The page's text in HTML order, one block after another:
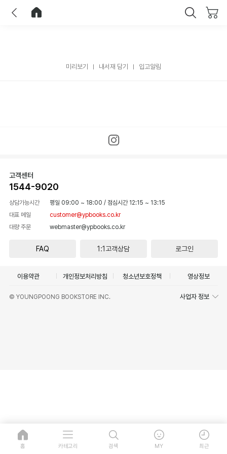
미리보기 내서재 담기 입고알림
고객센터
1544-9020
상담가능시간 평일 09:00 ~ 18:00 / 점심시간 12:15 ~ 13:15
대표 메일
customer@ypbooks.co.kr
대량 주문
webmaster@ypbooks.co.kr
FAQ 1:1고객상담 로그인
이용약관 개인정보처리방침 청소년보호정책 영상정보
© YOUNGPOONG BOOKSTORE INC. 사업자 정보
홈 카테고리 검색 MY 최근